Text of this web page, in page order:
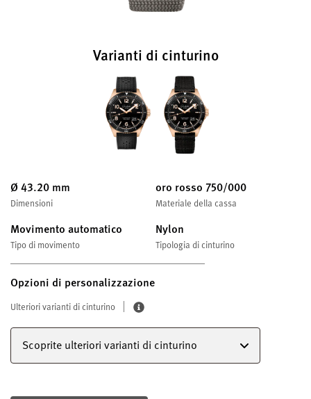
Varianti di cinturino
Ø 43.20 mm
Dimensioni
oro rosso 750/000
Materiale della cassa
Movimento automatico
Tipo di movimento
Nylon
Tipologia di cinturino
Opzioni di personalizzazione
Ulteriori varianti di cinturino
Scoprite ulteriori varianti di cinturino